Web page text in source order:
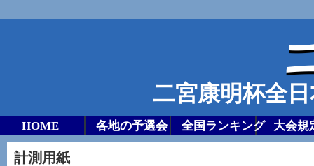
二宮康明杯全
HOME 各地の予選会 全国ランキング 大会規
計測用紙